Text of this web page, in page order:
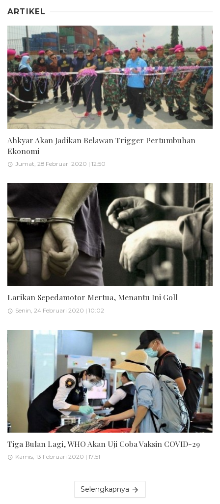
ARTIKEL
Ahkyar Akan Jadikan Belawan Trigger Pertumbuhan
Ekonomi
Jumat, 28 Februari 2020 | 12:50
Larikan Sepedamotor Mertua, Menantu Ini Goll
Senin, 24 Februari 2020 | 10:02
Tiga Bulan Lagi, WHO Akan Uji Coba Vaksin COVID-29
Kamis, 13 Februari 2020 | 17:51
Selengkapnya